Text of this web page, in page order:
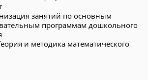
занятий по основным
программам дошкольного
и методика математического